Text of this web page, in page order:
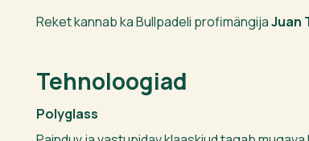
Reket kannab ka Bullpadeli profimängijaJuan
Tehnoloogiad
Polyglass